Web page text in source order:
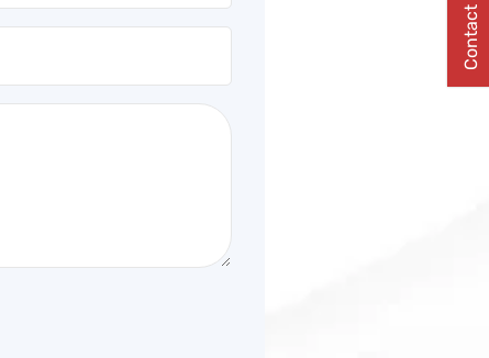
Contact